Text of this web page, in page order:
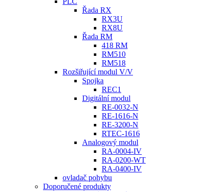
Řada RX
RX3U
RX8U
Řada RM
418 RM
RM510
RM518
Rozšiřující modul V/V
Spojka
REC1
Digitální modul
RE-0032-N
RE-1616-N
RE-3200-N
RTEC-1616
Analogový modul
RA-0004-IV
RA-0200-WT
RA-0400-IV
ovladač pohybu
Doporučené produkty